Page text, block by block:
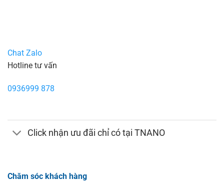
Chat Zalo
Hotline tư vấn
0936999 878
Click nhận ưu đãi chỉ có tại TNANO
Chăm sóc khách hàng